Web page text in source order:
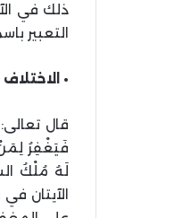
ذلك في
التعبير
•
قال
الآيتان